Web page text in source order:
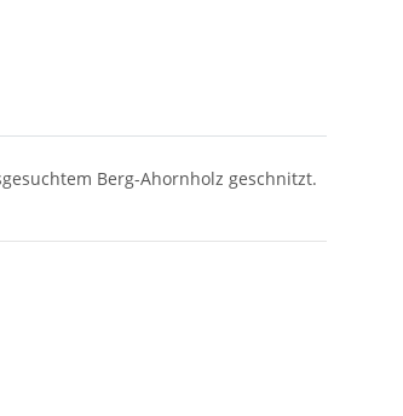
Berg-Ahornholz geschnitzt.